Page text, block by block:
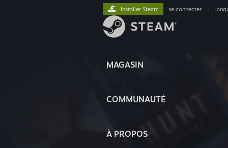
MAGASIN
COMMUNAUTÉ
À PROPOS
Installer Steam se connecter